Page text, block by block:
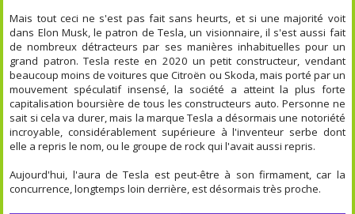
Mais tout ceci ne s'est pas fait sans heurts, et si une majorité voit
dans Elon Musk, le patron de Tesla, un visionnaire, il s'est aussi fait
de nombreux détracteurs par ses manières inhabituelles pour un
grand patron. Tesla reste en 2020 un petit constructeur, vendant
beaucoup moins de voitures que Citroën ou Skoda, mais porté par un
mouvement spéculatif insensé, la société a atteint la plus forte
capitalisation boursière de tous les constructeurs auto. Personne ne
sait si cela va durer, mais la marque Tesla a désormais une notoriété
incroyable, considérablement supérieure à l'inventeur serbe dont
elle a repris le nom, ou le groupe de rock qui l'avait aussi repris.
Aujourd'hui, l'aura de Tesla est peut-être à son firmament, car la
concurrence, longtemps loin derrière, est désormais très proche.